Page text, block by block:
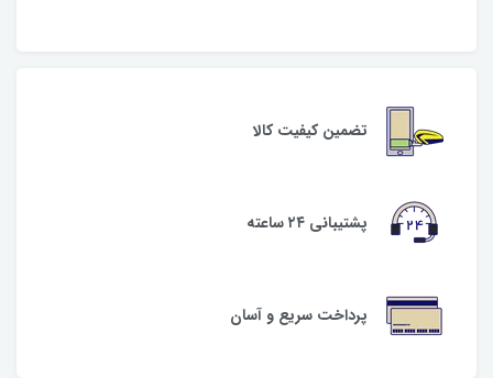
تضمین کیفیت کالا
پشتیبانی ۲۴ ساعته
پرداخت سریع و آسان